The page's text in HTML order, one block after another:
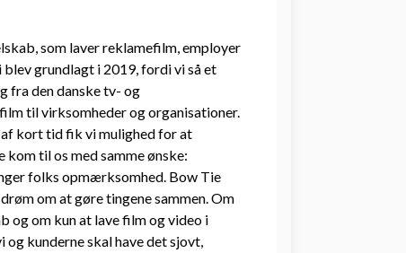
som laver reklamefilm, employer
grundlagt i 2019, fordi vi så et
fra den danske tv- og
til virksomheder og organisationer.
kort tid fik vi mulighed for at
til os med samme ønske:
folks opmærksomhed. Bow Tie
om at gøre tingene sammen. Om
og om kun at lave film og video i
kunderne skal have det sjovt,